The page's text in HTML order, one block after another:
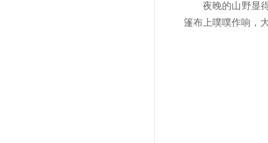
夜晚的山野显
篷布上噗噗作响，